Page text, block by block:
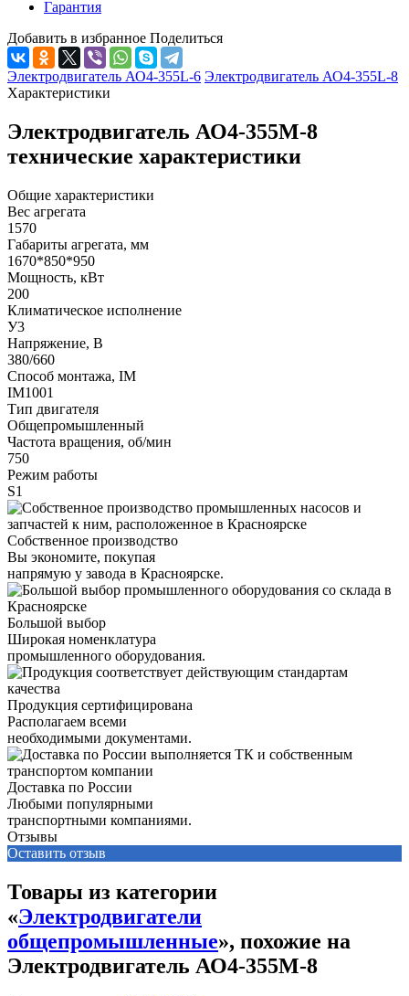
Гарантия
Добавить в избранное Поделиться
Электродвигатель АО4-355L-6 Электродвигатель АО4-355L-8
Характеристики
Электродвигатель АО4-355М-8
технические характеристики
Общие характеристики
Вес агрегата
1570
Габариты агрегата, мм
1670*850*950
Мощность, кВт
200
Климатическое исполнение
У3
Напряжение, В
380/660
Способ монтажа, IM
IM1001
Тип двигателя
Общепромышленный
Частота вращения, об/мин
750
Режим работы
S1
Собственное производство
Вы экономите, покупая
напрямую у завода в Красноярске.
Большой выбор
Широкая номенклатура
промышленного оборудования.
Продукция сертифицирована
Располагаем всеми
необходимыми документами.
Доставка по России
Любыми популярными
транспортными компаниями.
Отзывы
Оставить отзыв
Товары из категории
«Электродвигатели
общепромышленные», похожие на
Электродвигатель АО4-355М-8